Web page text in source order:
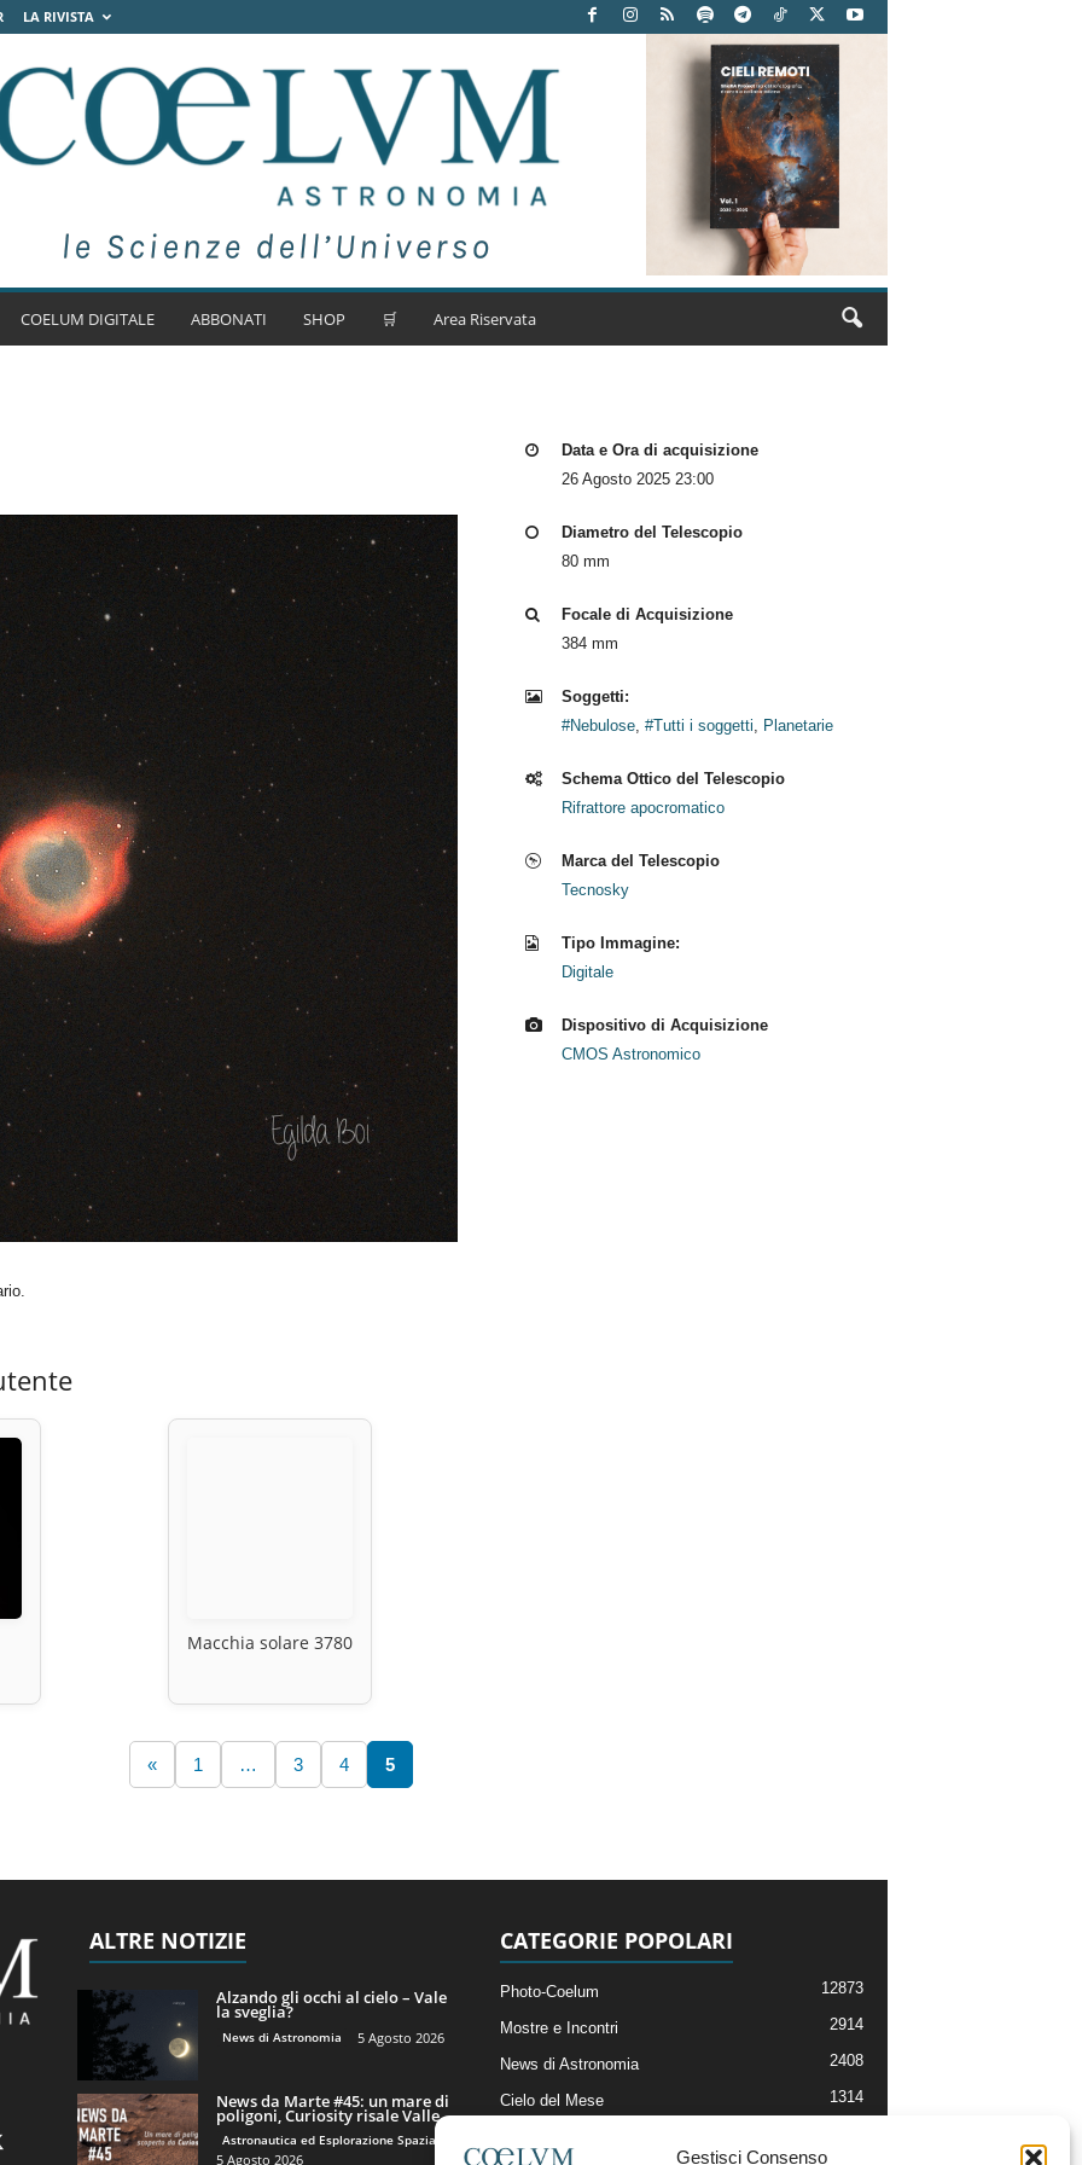
Gestisci Consenso
LA RIVISTA
COELUM DIGITALE ABBONATI SHOP 🛒 Area Riservata
Data e Ora di acquisizione
26 Agosto 2025 23:00
Diametro del Telescopio
80 mm
Focale di Acquisizione
384 mm
Soggetti:
#Nebulose, #Tutti i soggetti, Planetarie
Schema Ottico del Telescopio
Rifrattore apocromatico
Marca del Telescopio
Tecnosky
Tipo Immagine:
Digitale
Dispositivo di Acquisizione
CMOS Astronomico
Macchia solare 3780
« 1 … 3 4 5
ALTRE NOTIZIE
Alzando gli occhi al cielo – Vale
la sveglia?
News di Astronomia 5 Agosto 2026
News da Marte #45: un mare di
poligoni, Curiosity risale Valle...
Astronautica ed Esplorazione Spaziale
5 Agosto 2026
CATEGORIE POPOLARI
Photo-Coelum 12873
Mostre e Incontri 2914
News di Astronomia 2408
Cielo del Mese 1314